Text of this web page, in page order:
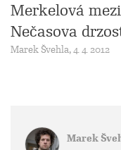
Merkelová
Nečasova
Marek Švehla, 4. 4. 2012
Marek